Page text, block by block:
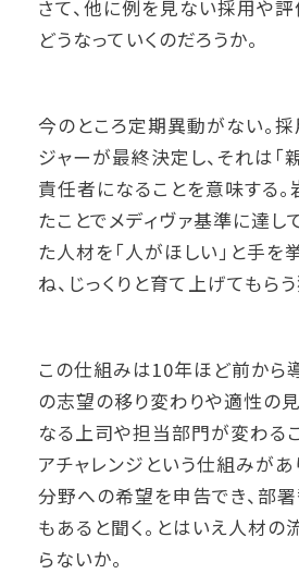
さて、他に例を見ない採用や
どうなっていくのだろうか。
今のところ定期異動がない。
ジャーが最終決定し、それは「
責任者になることを意味する
たことでメディヴァ基準に達し
た人材を「人がほしい」と手を
ね、じっくりと育て上げてもら
この仕組みは10年ほど前から
の志望の移り変わりや適性の
なる上司や担当部門が変わる
アチャレンジという仕組みがあ
分野への希望を申告でき、部
もあると聞く。とはいえ人材の
らないか。